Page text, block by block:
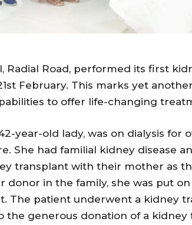
Radial Road, performed its first
February. This marks yet
to offer life-changing
year-old lady, was on dialysis for
She had familial kidney disease
transplant with their mother as
donor in the family, she was put on
The patient underwent a kidney
the generous donation of a kidney